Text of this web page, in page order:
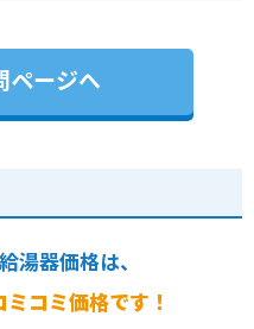
ページへ
湯器価格は、
コミ価格です！